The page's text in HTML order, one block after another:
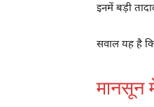
इनमें बड़ी
सवाल यह है
मानसून